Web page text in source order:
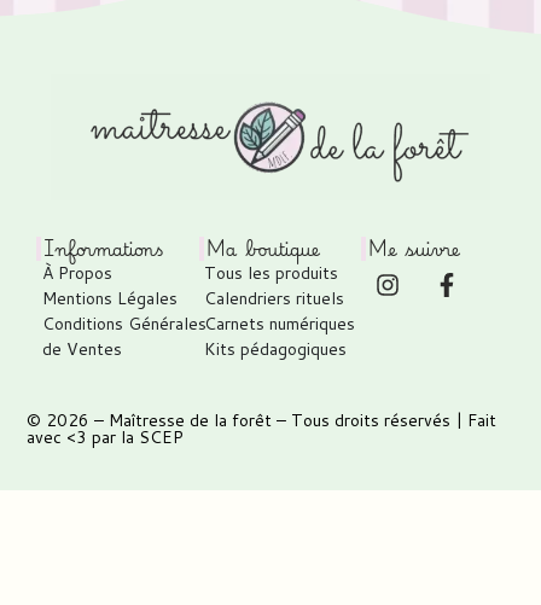
Informations
À Propos
Mentions Légales
Conditions Générales
de Ventes
Ma boutique
Tous les produits
Calendriers rituels
Carnets numériques
Kits pédagogiques
Me suivre
© 2026 – Maîtresse de la forêt – Tous droits réservés | Fait
avec <3 par la SCEP